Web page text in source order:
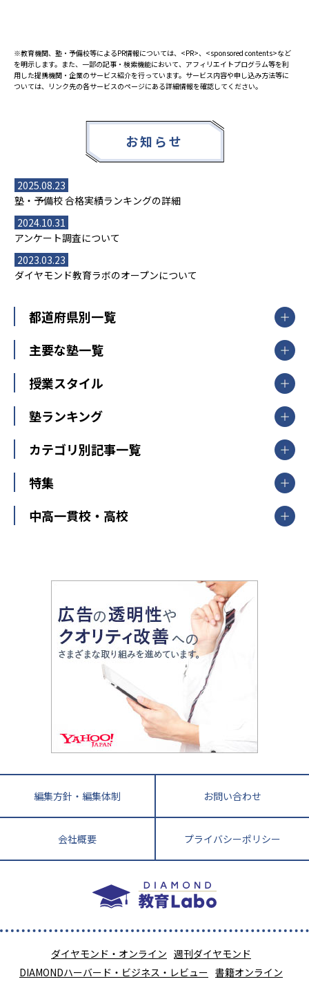
※教育機関、塾・予備校等によるPR情報については、<PR>、<sponsored contents>など
を明示します。また、一部の記事・検索機能において、アフィリエイトプログラム等を利
用した提携機関・企業のサービス紹介を行っています。サービス内容や申し込み方法等に
ついては、リンク先の各サービスのページにある詳細情報を確認してください。
お知らせ
2025.08.23
塾・予備校 合格実績ランキングの詳細
2024.10.31
アンケート調査について
2023.03.23
ダイヤモンド教育ラボのオープンについて
都道府県別一覧
北海道・東北
山形県
福島県
関東
東京都
神奈川県
茨城県
栃木県
群馬県
新潟県
中部
愛知県
静岡県
長野県
大阪府
兵庫県 京都府 奈良県
和歌山県
鳥取県
島根県 岡山県 広島県
香川県
高知県
長崎県 熊本県
鹿児島県 沖縄県
主要な塾一覧
【掲載塾一覧を見る】
東京個別指導学院
明光義塾
個別教室のトライ
武田塾
授業スタイル
個別指導
オンライン指導
塾ランキング
中学受験ランキング
カテゴリ別記事一覧
中学受験
大学受験
教育全般
大学受験塾の選び方
中学受験に熱心な市区町村ランキング
小学校受験
家庭教師
特集
開成番長直伝！子どもの受験を成功させる方法
運動と遊びを考える
情報Ⅰ、数学が苦手な人注目！最短距離の学力
アップ法
悩み多き「大学受験」相談室
英語・英会話・英検対策
小学校教師が解説！中学受験のリアル
教育ジャーナリストが徹底解説！ 大学受験の羅
中高一貫校・高校
大学入試改革
ママテクエグザム
進化する中高一貫校・高校
編集方針・編集体制 お問い合わせ
会社概要 プライバシーポリシー
ダイヤモンド・オンライン 週刊ダイヤモンド
DIAMONDハーバード・ビジネス・レビュー 書籍オンライン